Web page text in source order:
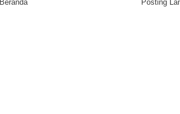
Posting
Beranda